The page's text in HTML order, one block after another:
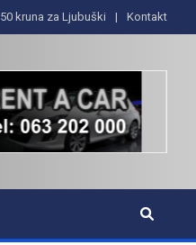
50 kruna za Ljubuški Kontakt